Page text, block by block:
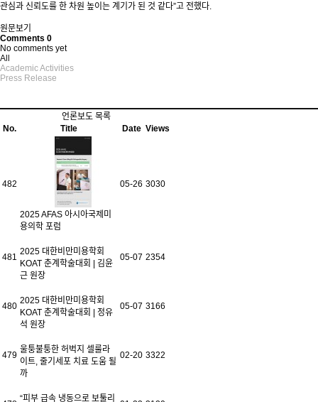
관심과 신뢰도를 한 차원 높이는 계기가 된 것 같다”고 전했다.
원문보기
Comments 0
No comments yet
All
Academic Activities
Press Release
언론보도 목록
No.
Title Date Views
482
2025 AFAS 아시아국제미
용의학 포럼
05-26 3030
481
2025 대한비만미용학회
KOAT 춘계학술대회 | 김윤
근 원장
05-07 2354
480
2025 대한비만미용학회
KOAT 춘계학술대회 | 정유
석 원장
05-07 3166
479
울퉁불퉁한 허벅지 셀룰라
이트, 줄기세포 치료 도움 될
까
02-20 3322
“피부 급속 냉동으로 보툴리